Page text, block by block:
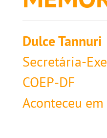
Dulce Tannuri
Secretária-
COEP-DF
Aconteceu em